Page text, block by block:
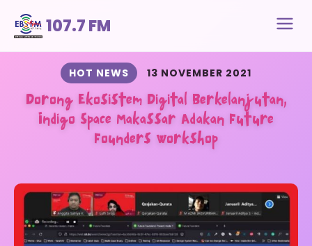
107.7 FM
HOT NEWS 13 NOVEMBER 2021
Dorong Ekosistem Digital Berkelanjutan,
Indigo Space Makassar Adakan Future
Founders Workshop